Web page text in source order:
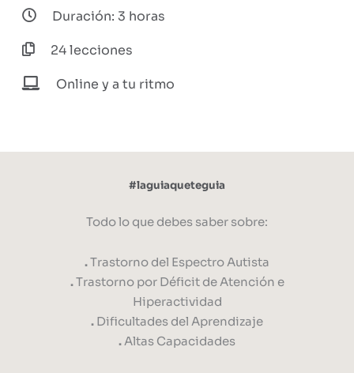
Duración: 3 horas
24 lecciones
Online y a tu ritmo
#laguiaqueteguia
Todo lo que debes saber sobre:
.Trastorno del Espectro Autista
.Trastorno por Déficit de Atención e
Hiperactividad
. Dificultades del Aprendizaje
.Altas Capacidades